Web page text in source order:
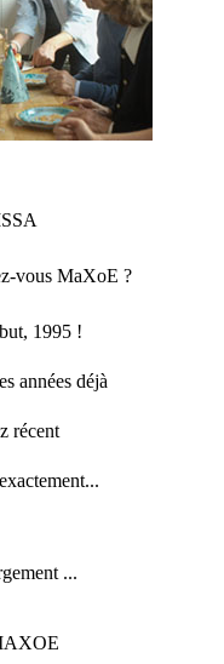
vous MaXoE ?
1995 !
années déjà
récent
...